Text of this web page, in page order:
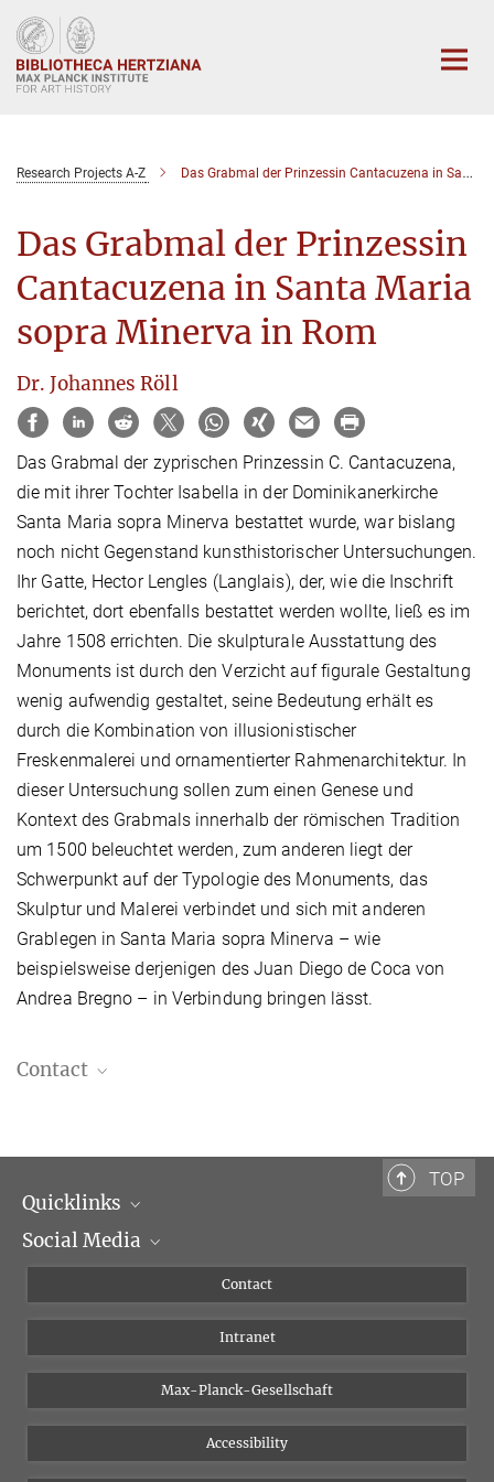
Main-
Content
Research Projects A-Z Das Grabmal der Prinzessin Cantacuzena in Santa Maria sopra Minerva in Rom
Das Grabmal der Prinzessin
Cantacuzena in Santa Maria
sopra Minerva in Rom
Dr. Johannes Röll
Das Grabmal der zyprischen Prinzessin C. Cantacuzena,
die mit ihrer Tochter Isabella in der Dominikanerkirche
Santa Maria sopra Minerva bestattet wurde, war bislang
noch nicht Gegenstand kunsthistorischer Untersuchungen.
Ihr Gatte, Hector Lengles (Langlais), der, wie die Inschrift
berichtet, dort ebenfalls bestattet werden wollte, ließ es im
Jahre 1508 errichten. Die skulpturale Ausstattung des
Monuments ist durch den Verzicht auf figurale Gestaltung
wenig aufwendig gestaltet, seine Bedeutung erhält es
durch die Kombination von illusionistischer
Freskenmalerei und ornamentierter Rahmenarchitektur. In
dieser Untersuchung sollen zum einen Genese und
Kontext des Grabmals innerhalb der römischen Tradition
um 1500 beleuchtet werden, zum anderen liegt der
Schwerpunkt auf der Typologie des Monuments, das
Skulptur und Malerei verbindet und sich mit anderen
Grablegen in Santa Maria sopra Minerva – wie
beispielsweise derjenigen des Juan Diego de Coca von
Andrea Bregno – in Verbindung bringen lässt.
Contact
roell@biblhertz.it
TOP
Quicklinks
Scientific Departments
Social Media
Instagram
Bluesky
Vimeo
Newsletter
Contact
Intranet
Max-Planck-Gesellschaft
Accessibility